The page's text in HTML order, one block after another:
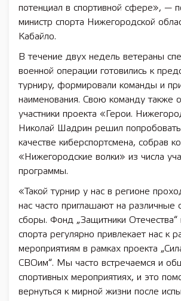
потенциал в спортивной сфере», —
министр спорта Нижегородской
Кабайло.
В течение двух недель ветераны
военной операции готовились к
турниру, формировали команды и
наименования. Свою команду также
участники проекта «Герои.
Николай Шадрин решил
качестве киберспортсмена, собрав
«Нижегородские волки» из числа
программы.
«Такой турнир у нас в регионе
нас часто приглашают на различные
сборы. Фонд „Защитники Отечества“
спорта регулярно привлекает нас к
мероприятиям в рамках проекта
СВОим“. Мы часто встречаемся и
спортивных мероприятиях, и это
вернуться к мирной жизни после